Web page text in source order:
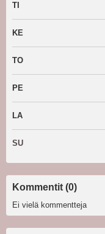
TI
KE
TO
PE
LA
SU
Kommentit (0)
Ei vielä kommentteja